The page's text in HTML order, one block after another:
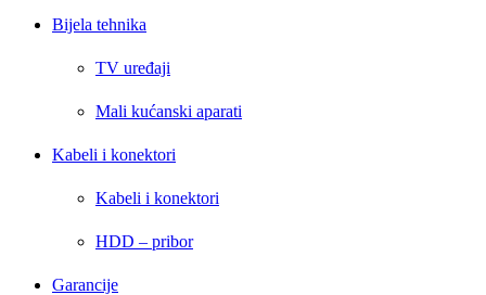
Bijela tehnika
TV uređaji
Mali kućanski aparati
Kabeli i konektori
Kabeli i konektori
HDD – pribor
Garancije